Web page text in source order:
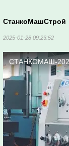
СтанкоМашСтрой
2025-01-28 09:23:52